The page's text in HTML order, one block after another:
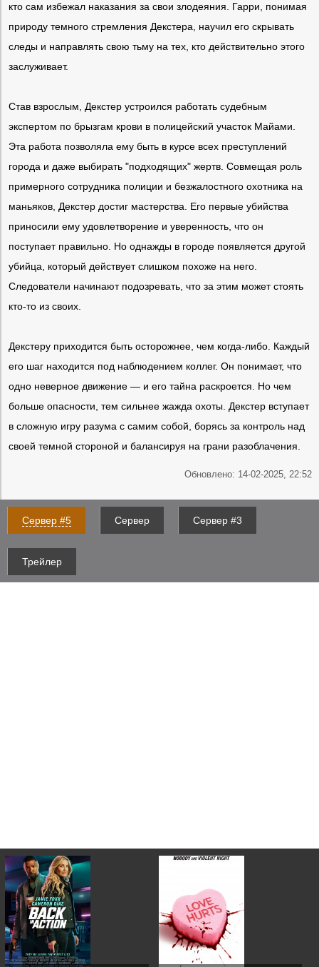
кто сам избежал наказания за свои злодеяния. Гарри, понимая
природу темного стремления Декстера, научил его скрывать
следы и направлять свою тьму на тех, кто действительно этого
заслуживает.
Став взрослым, Декстер устроился работать судебным
экспертом по брызгам крови в полицейский участок Майами.
Эта работа позволяла ему быть в курсе всех преступлений
города и даже выбирать "подходящих" жертв. Совмещая роль
примерного сотрудника полиции и безжалостного охотника на
маньяков, Декстер достиг мастерства. Его первые убийства
приносили ему удовлетворение и уверенность, что он
поступает правильно. Но однажды в городе появляется другой
убийца, который действует слишком похоже на него.
Следователи начинают подозревать, что за этим может стоять
кто-то из своих.
Декстеру приходится быть осторожнее, чем когда-либо. Каждый
его шаг находится под наблюдением коллег. Он понимает, что
одно неверное движение — и его тайна раскроется. Но чем
больше опасности, тем сильнее жажда охоты. Декстер вступает
в сложную игру разума с самим собой, борясь за контроль над
своей темной стороной и балансируя на грани разоблачения.
Обновлено: 14-02-2025, 22:52
Сервер #5 Сервер Сервер #3
Трейлер